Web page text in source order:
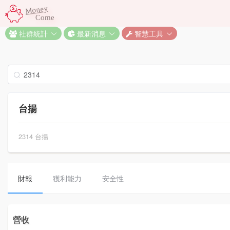
Money
Come
社群統計 最新消息 智慧工具
台揚
2314 台揚
財報 獲利能力 安全性
營收